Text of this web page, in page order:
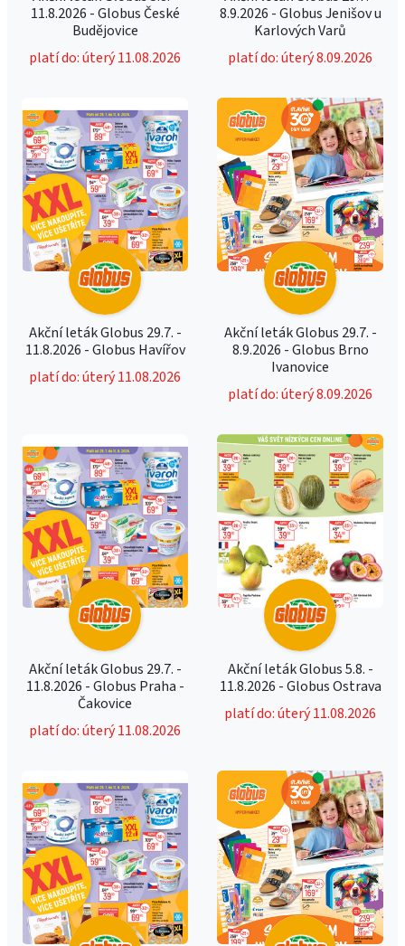
11.8.2026 - Globus České
Budějovice
platí do: úterý 11.08.2026
8.9.2026 - Globus Jenišov u
Karlových Varů
platí do: úterý 8.09.2026
Akční leták Globus 29.7. -
11.8.2026 - Globus Havířov
platí do: úterý 11.08.2026
Akční leták Globus 29.7. -
8.9.2026 - Globus Brno
Ivanovice
platí do: úterý 8.09.2026
Akční leták Globus 29.7. -
11.8.2026 - Globus Praha -
Čakovice
platí do: úterý 11.08.2026
Akční leták Globus 5.8. -
11.8.2026 - Globus Ostrava
platí do: úterý 11.08.2026